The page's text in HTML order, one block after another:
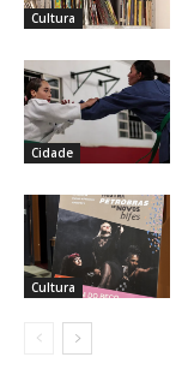
Cultura
Cidade
Cultura